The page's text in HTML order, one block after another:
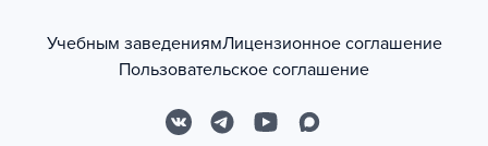
Учебным заведениямЛицензионное соглашение
Пользовательское соглашение